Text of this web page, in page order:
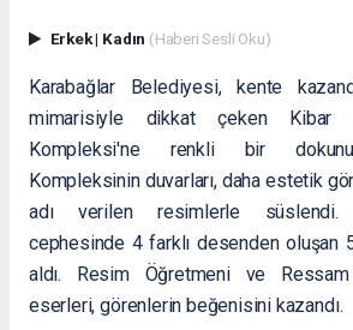
Erkek| Kadın (Haberi Sesli Oku)
Karabağlar Belediyesi, kente
mimarisiyle dikkat çeken Kibar
Kompleksi'ne renkli bir
Kompleksinin duvarları, daha estetik
adı verilen resimlerle süslendi.
cephesinde 4 farklı desenden oluşan
aldı. Resim Öğretmeni ve Ressam
eserleri, görenlerin beğenisini kazandı.